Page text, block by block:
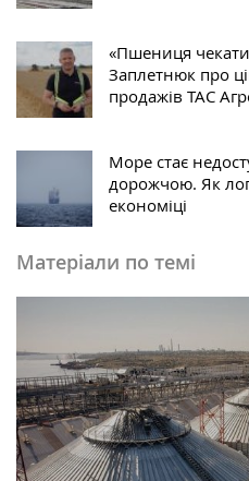
«Пшениця
Заплетнюк про
продажів ТАС
Море стає
дорожчою. Як
економіці
Матеріали по темі